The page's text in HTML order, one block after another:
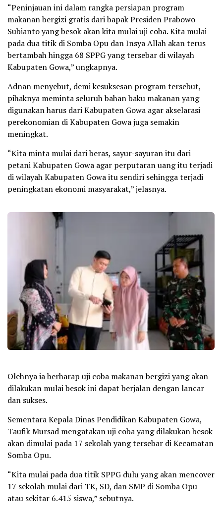
“Peninjauan ini dalam rangka persiapan program
makanan bergizi gratis dari bapak Presiden Prabowo
Subianto yang besok akan kita mulai uji coba. Kita mulai
pada dua titik di Somba Opu dan Insya Allah akan terus
bertambah hingga 68 SPPG yang tersebar di wilayah
Kabupaten Gowa,” ungkapnya.
Adnan menyebut, demi kesuksesan program tersebut,
pihaknya meminta seluruh bahan baku makanan yang
digunakan harus dari Kabupaten Gowa agar akselarasi
perekonomian di Kabupaten Gowa juga semakin
meningkat.
“Kita minta mulai dari beras, sayur-sayuran itu dari
petani Kabupaten Gowa agar perputaran uang itu terjadi
di wilayah Kabupaten Gowa itu sendiri sehingga terjadi
peningkatan ekonomi masyarakat,” jelasnya.
Olehnya ia berharap uji coba makanan bergizi yang akan
dilakukan mulai besok ini dapat berjalan dengan lancar
dan sukses.
Sementara Kepala Dinas Pendidikan Kabupaten Gowa,
Taufik Mursad mengatakan uji coba yang dilakukan besok
akan dimulai pada 17 sekolah yang tersebar di Kecamatan
Somba Opu.
“Kita mulai pada dua titik SPPG dulu yang akan mencover
17 sekolah mulai dari TK, SD, dan SMP di Somba Opu
atau sekitar 6.415 siswa,” sebutnya.